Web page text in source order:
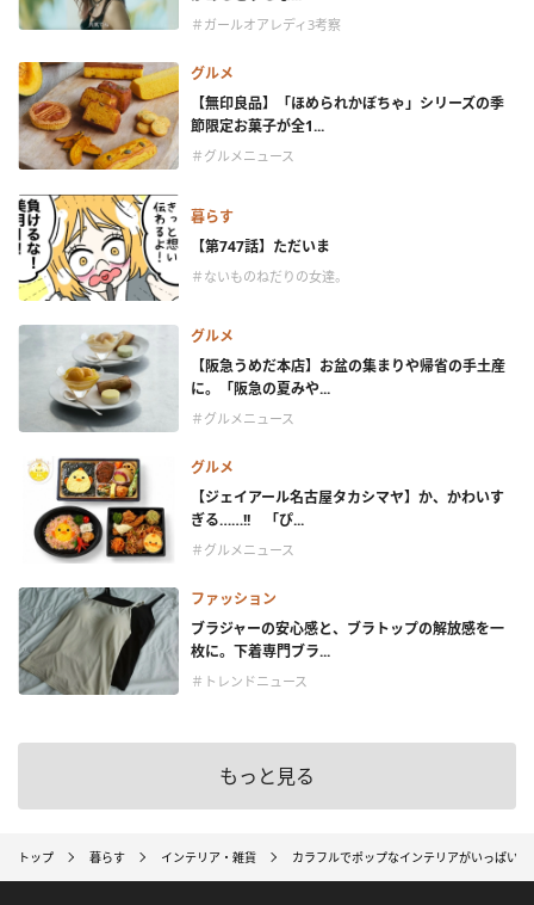
＃ガールオアレディ3考察
グルメ
【無印良品】「ほめられかぼちゃ」シリーズの季
節限定お菓子が全1...
＃グルメニュース
暮らす
【第747話】ただいま
＃ないものねだりの女達。
グルメ
【阪急うめだ本店】お盆の集まりや帰省の手土産
に。「阪急の夏みや...
＃グルメニュース
グルメ
【ジェイアール名古屋タカシマヤ】か、かわいす
ぎる……!! 「ぴ...
＃グルメニュース
ファッション
ブラジャーの安心感と、ブラトップの解放感を一
枚に。下着専門ブラ...
＃トレンドニュース
もっと見る
トップ 暮らす インテリア・雑貨 カラフルでポップなインテリアがいっぱい